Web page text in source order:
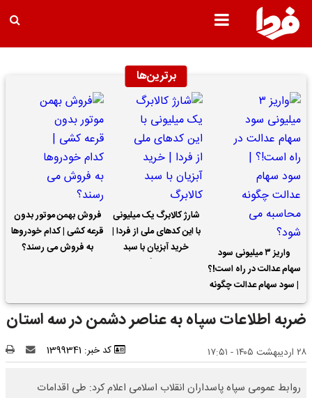
برترین‌ها
واریز ۳ میلیونی سود
سهام عدالت در راه است!؟
| سود سهام عدالت چگونه
محاسبه می شود؟
شارژ کالابرگ یک میلیونی
با این کدهای ملی از فردا |
خرید آبزیان با سبد
فروش بهمن موتور بدون
قرعه کشی | کدام خودروها
به فروش می رسند؟
ضربه اطلاعات سپاه به عناصر دشمن در سه استان
۲۸ اردیبهشت ۱۴۰۵ - ۱۷:۵۱ کد خبر: 1399341
روابط عمومی سپاه پاسداران انقلاب اسلامی اعلام کرد: طی اقدامات